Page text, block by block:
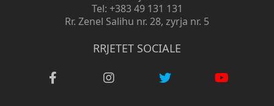
Tel: +383 49 131 131
Rr. Zenel Salihu nr. 28, zyrja nr. 5
RRJETET SOCIALE